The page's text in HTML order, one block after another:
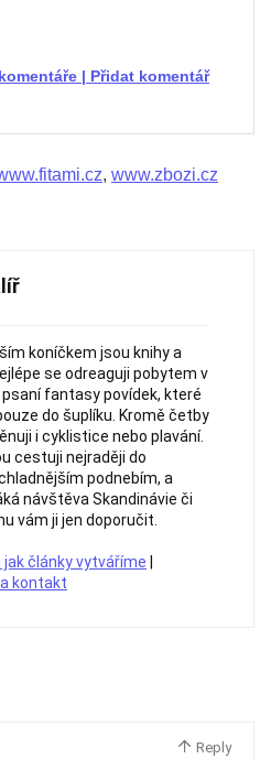
Přidat komentář
|
, www.zbozi.cz
koníčkem jsou knihy a
se odreaguji pobytem v
psaní fantasy povídek, které
do šuplíku. Kromě četby
i cyklistice nebo plavání.
cestuji nejraději do
podnebím, a
návštěva Skandinávie či
vám ji jen doporučit.
jak články vytváříme
kontakt
Reply